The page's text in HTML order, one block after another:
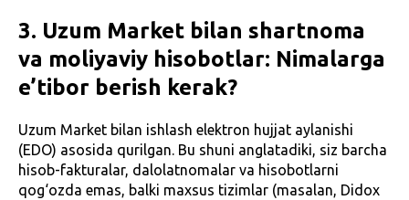
3. Uzum Market bilan shartnoma
va moliyaviy hisobotlar: Nimalarga
e’tibor berish kerak?
Uzum Market bilan ishlash elektron hujjat aylanishi
(EDO) asosida qurilgan. Bu shuni anglatadiki, siz barcha
hisob-fakturalar, dalolatnomalar va hisobotlarni
qog‘ozda emas, balki maxsus tizimlar (masalan, Didox